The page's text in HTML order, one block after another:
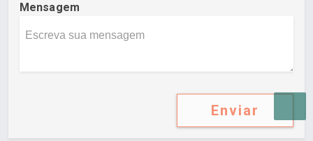
Mensagem
Enviar